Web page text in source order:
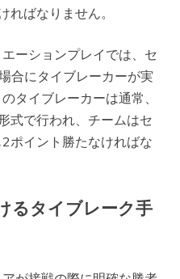
ればなりません。
ーションプレイでは、セ
合にタイブレーカーが実
タイブレーカーは通常、
式で行われ、チームはセ
ポイント勝たなければな
るタイブレーク手